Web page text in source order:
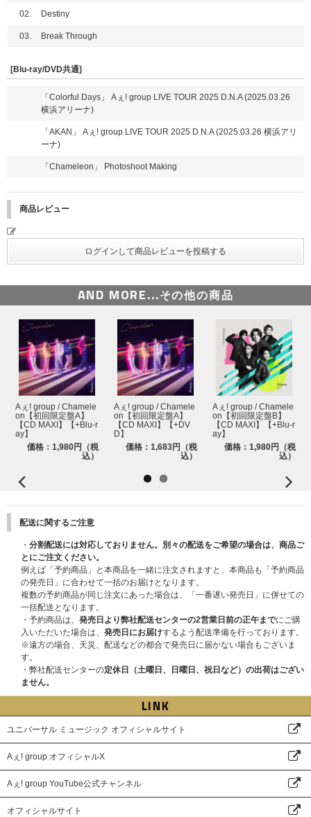
02. Destiny
03. Break Through
[Blu-ray/DVD共通]
「Colorful Days」 Aぇ! group LIVE TOUR 2025 D.N.A (2025.03.26
横浜アリーナ)
「AKAN」 Aぇ! group LIVE TOUR 2025 D.N.A (2025.03.26 横浜アリ
ーナ)
「Chameleon」 Photoshoot Making
商品レビュー
AND MORE...その他の商品
Aぇ! group / Chamele
on【初回限定盤A】
【CD MAXI】【+Blu-r
ay】
価格：1,980円（税
込）
Aぇ! group / Chamele
on【初回限定盤A】
【CD MAXI】【+DV
D】
価格：1,683円（税
込）
Aぇ! group / Chamele
on【初回限定盤B】
【CD MAXI】【+Blu-r
ay】
価格：1,980円（税
込）
配送に関するご注意
・ 分割配送には対応しておりません。別々の配送をご希望の場合は、商品ご
とにご注文ください。
例えば「予約商品」と本商品を一緒に注文されますと、本商品も「予約商品
の発売日」に合わせて一括のお届けとなります。
複数の予約商品が同じ注文にあった場合は、「一番遅い発売日」に併せての
一括配送となります。
・予約商品は、 発売日より弊社配送センターの2営業日前の正午までにご購
入いただいた場合は、 発売日にお届けするよう配送準備を行っております。
※遠方の場合、天災、配送などの都合で発売日に届かない場合もございま
す。
・弊社配送センターの定休日（土曜日、日曜日、祝日など）の出荷はござい
ません。
LINK
ユニバーサル ミュージック オフィシャルサイト
Aぇ! group オフィシャルX
Aぇ! group YouTube公式チャンネル
オフィシャルサイト